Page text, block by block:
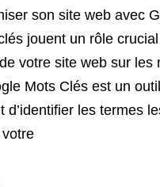
son site web avec
jouent un rôle
votre site web sur les
Mots Clés est un
d’identifier les termes